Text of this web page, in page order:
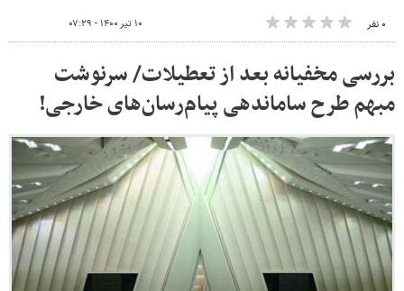
۰ نفر ۱۰ تیر ۱۴۰۰ - ۰۷:۲۹
‌بررسی مخفیانه‌ بعد از تعطیلات/ سرنوشت
مبهم طرح ساماندهی پیام‌رسان‌های خارجی!